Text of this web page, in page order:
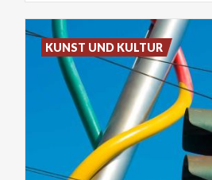
KUNST UND KULTUR